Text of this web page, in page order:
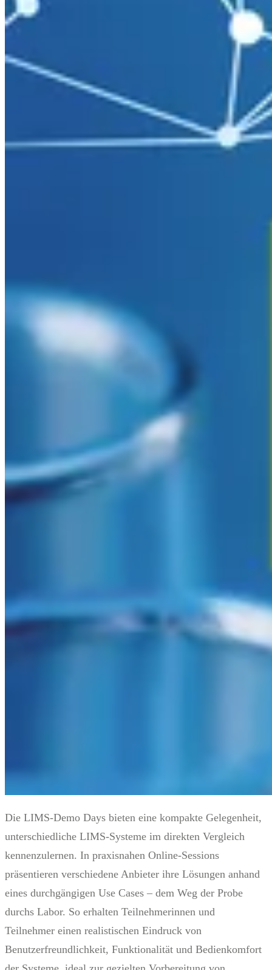
Die LIMS-Demo Days bieten eine kompakte Gelegenheit,
unterschiedliche LIMS-Systeme im direkten Vergleich
kennenzulernen. In praxisnahen Online-Sessions
präsentieren verschiedene Anbieter ihre Lösungen anhand
eines durchgängigen Use Cases – dem Weg der Probe
durchs Labor. So erhalten Teilnehmerinnen und
Teilnehmer einen realistischen Eindruck von
Benutzerfreundlichkeit, Funktionalität und Bedienkomfort